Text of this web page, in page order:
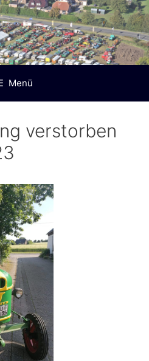
Menü
verstorben